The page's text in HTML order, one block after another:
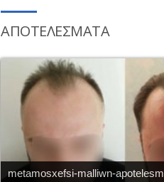
ΑΠΟΤΕΛΕΣΜΑΤΑ
metamosxefsi-malliwn-